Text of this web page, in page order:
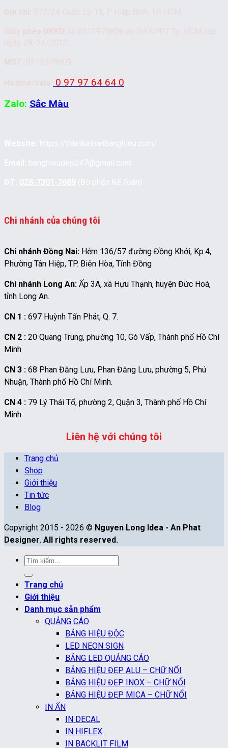
0 97 97 64 64 0
Zalo: Sắc Màu
Chi nhánh của chúng tôi
Chi nhánh Đồng Nai: Hẻm 136/57 đường Đồng Khởi, Kp.4,
Phường Tân Hiệp, TP. Biên Hòa, Tỉnh Đồng
Chi nhánh Long An: Ấp 3A, xã Hựu Thạnh, huyện Đức Hoà,
tỉnh Long An.
CN 1 : 697 Huỳnh Tấn Phát, Q. 7.
CN 2 : 20 Quang Trung, phường 10, Gò Vấp, Thành phố Hồ Chí
Minh
CN 3 : 68 Phan Đăng Lưu, Phan Đăng Lưu, phường 5, Phú
Nhuận, Thành phố Hồ Chí Minh.
CN 4 : 79 Lý Thái Tổ, phường 2, Quận 3, Thành phố Hồ Chí
Minh
Liên hệ với chúng tôi
Trang chủ
Shop
Giới thiệu
Tin tức
Blog
Copyright 2015 - 2026 © Nguyen Long Idea - An Phat
Designer. All rights reserved.
Tìm
kiếm:
Trang chủ
Giới thiệu
Danh mục sản phẩm
QUẢNG CÁO
BẢNG HIỆU ĐỘC
LED NEON SIGN
BẢNG LED QUẢNG CÁO
BẢNG HIỆU ĐẸP ALU – CHỮ NỔI
BẢNG HIỆU ĐẸP INOX – CHỮ NỔI
BẢNG HIỆU ĐẸP MICA – CHỮ NỔI
IN ẤN
IN DECAL
IN HIFLEX
IN BACKLIT FILM